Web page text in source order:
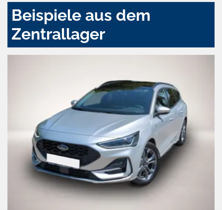
Beispiele aus dem
Zentrallager